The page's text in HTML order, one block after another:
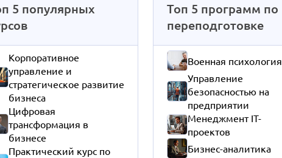
5 популярных
Корпоративное
управление и
стратегическое развитие
бизнеса
Цифровая
трансформация в
бизнесе
Практический курс по
Топ 5 программ по
переподготовке
Военная психология
Управление
безопасностью на
предприятии
Менеджмент IT-
проектов
Бизнес-аналитика